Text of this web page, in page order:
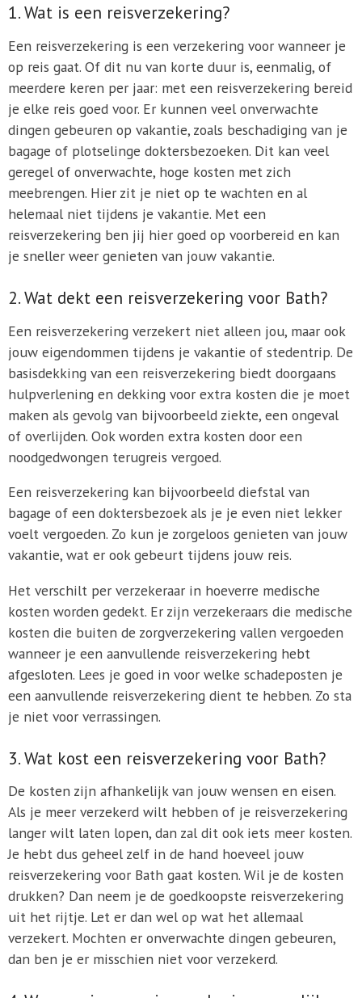
1. Wat is een reisverzekering?
Een reisverzekering is een verzekering voor wanneer je
op reis gaat. Of dit nu van korte duur is, eenmalig, of
meerdere keren per jaar: met een reisverzekering bereid
je elke reis goed voor. Er kunnen veel onverwachte
dingen gebeuren op vakantie, zoals beschadiging van je
bagage of plotselinge doktersbezoeken. Dit kan veel
geregel of onverwachte, hoge kosten met zich
meebrengen. Hier zit je niet op te wachten en al
helemaal niet tijdens je vakantie. Met een
reisverzekering ben jij hier goed op voorbereid en kan
je sneller weer genieten van jouw vakantie.
2. Wat dekt een reisverzekering voor Bath?
Een reisverzekering verzekert niet alleen jou, maar ook
jouw eigendommen tijdens je vakantie of stedentrip. De
basisdekking van een reisverzekering biedt doorgaans
hulpverlening en dekking voor extra kosten die je moet
maken als gevolg van bijvoorbeeld ziekte, een ongeval
of overlijden. Ook worden extra kosten door een
noodgedwongen terugreis vergoed.
Een reisverzekering kan bijvoorbeeld diefstal van
bagage of een doktersbezoek als je je even niet lekker
voelt vergoeden. Zo kun je zorgeloos genieten van jouw
vakantie, wat er ook gebeurt tijdens jouw reis.
Het verschilt per verzekeraar in hoeverre medische
kosten worden gedekt. Er zijn verzekeraars die medische
kosten die buiten de zorgverzekering vallen vergoeden
wanneer je een aanvullende reisverzekering hebt
afgesloten. Lees je goed in voor welke schadeposten je
een aanvullende reisverzekering dient te hebben. Zo sta
je niet voor verrassingen.
3. Wat kost een reisverzekering voor Bath?
De kosten zijn afhankelijk van jouw wensen en eisen.
Als je meer verzekerd wilt hebben of je reisverzekering
langer wilt laten lopen, dan zal dit ook iets meer kosten.
Je hebt dus geheel zelf in de hand hoeveel jouw
reisverzekering voor Bath gaat kosten. Wil je de kosten
drukken? Dan neem je de goedkoopste reisverzekering
uit het rijtje. Let er dan wel op wat het allemaal
verzekert. Mochten er onverwachte dingen gebeuren,
dan ben je er misschien niet voor verzekerd.